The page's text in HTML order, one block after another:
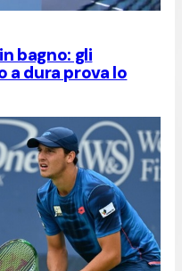
bagno: gli
a dura prova lo